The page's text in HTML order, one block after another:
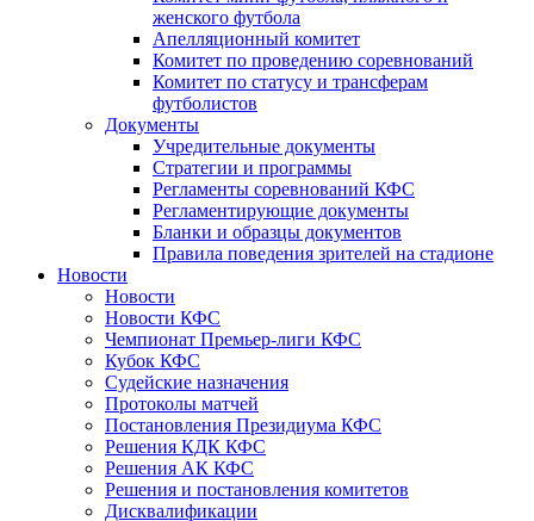
женского футбола
Апелляционный комитет
Комитет по проведению соревнований
Комитет по статусу и трансферам
футболистов
Документы
Учредительные документы
Стратегии и программы
Регламенты соревнований КФС
Регламентирующие документы
Бланки и образцы документов
Правила поведения зрителей на стадионе
Новости
Новости
Новости КФС
Чемпионат Премьер-лиги КФС
Кубок КФС
Судейские назначения
Протоколы матчей
Постановления Президиума КФС
Решения КДК КФС
Решения АК КФС
Решения и постановления комитетов
Дисквалификации